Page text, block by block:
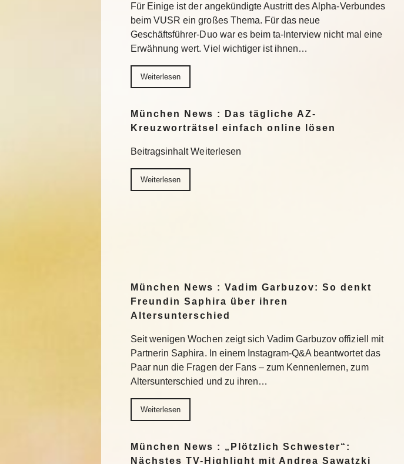
Für Einige ist der angekündigte Austritt des Alpha-Verbundes
beim VUSR ein großes Thema. Für das neue
Geschäftsführer-Duo war es beim ta-Interview nicht mal eine
Erwähnung wert. Viel wichtiger ist ihnen…
Weiterlesen
München News : Das tägliche AZ-
Kreuzworträtsel einfach online lösen
Beitragsinhalt Weiterlesen
Weiterlesen
München News : Vadim Garbuzov: So denkt
Freundin Saphira über ihren
Altersunterschied
Seit wenigen Wochen zeigt sich Vadim Garbuzov offiziell mit
Partnerin Saphira. In einem Instagram-Q&A beantwortet das
Paar nun die Fragen der Fans – zum Kennenlernen, zum
Altersunterschied und zu ihren…
Weiterlesen
München News : „Plötzlich Schwester“:
Nächstes TV-Highlight mit Andrea Sawatzki